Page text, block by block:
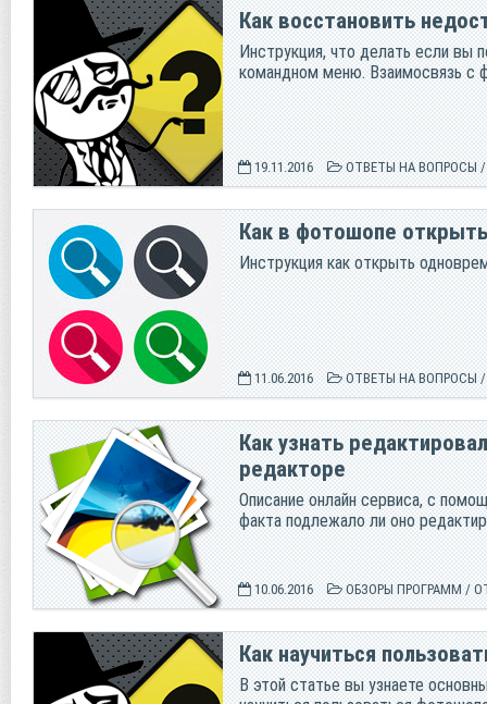
Как восстановить
Инструкция, что делать если вы
командном меню. Взаимосвязь с
19.11.2016 ОТВЕТЫ НА ВОПРОСЫ
Как в фотошопе
Инструкция как открыть
11.06.2016 ОТВЕТЫ НА ВОПРОСЫ
Как узнать
редакторе
Описание онлайн сервиса, с
факта подлежало ли оно
10.06.2016 ОБЗОРЫ ПРОГРАММ /
Как научиться
В этой статье вы узнаете